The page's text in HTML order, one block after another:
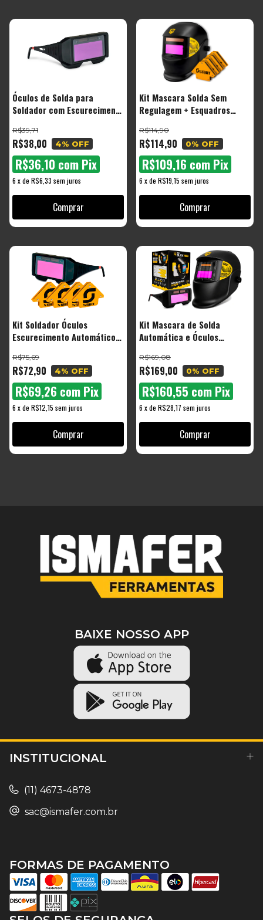
Óculos de Solda para
Soldador com Escurecimento
R$38,00
R$39,71
4% OFF
6 xde R$6,33 sem juros
R$36,10 com Pix
Kit Mascara Solda Sem
Regulagem + Esquadros
R$114,90
R$114,90
0% OFF
6 xde R$19,15 sem juros
R$109,16 com Pix
Kit Soldador Óculos
Escurecimento Automático
Para Solda 12kg 4un Start
R$72,90
R$75,69
4% OFF
6 xde R$12,15 sem juros
R$69,26 com Pix
Kit Mascara de Solda
Automática e Óculos
The Black Tools
R$169,00
R$169,08
0% OFF
6 xde R$28,17 sem juros
R$160,55 com Pix
INSTITUCIONAL
(11) 4673-4878
sac@ismafer.com.br
BAIXE NOSSO APP
FORMAS DE PAGAMENTO